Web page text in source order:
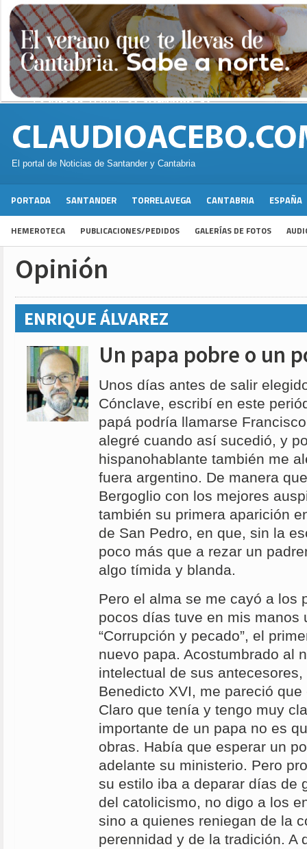
El portal de Noticias de Santander y Cantabria
PORTADA SANTANDER TORRELAVEGA CANTABRIA ESPAÑA
HEMEROTECA PUBLICACIONES/PEDIDOS GALERÍAS DE FOTOS
Opinión
ENRIQUE ÁLVAREZ
Un papa pobre o un
Unos días antes de salir
Cónclave, escribí en este
papá podría llamarse
alegré cuando así sucedió, y
hispanohablante también me
fuera argentino. De manera
Bergoglio con los mejores
también su primera aparición
de San Pedro, en que, sin la
poco más que a rezar un
algo tímida y blanda.
Pero el alma se me cayó a los
pocos días tuve en mis manos
“Corrupción y pecado”, el
nuevo papa. Acostumbrado al
intelectual de sus
Benedicto XVI, me pareció
Claro que tenía y tengo muy
importante de un papa no es
obras. Había que esperar un
adelante su ministerio. Pero
su estilo iba a deparar días de
del catolicismo, no digo a los
sino a quienes reniegan de la
perennidad y de la tradición. A